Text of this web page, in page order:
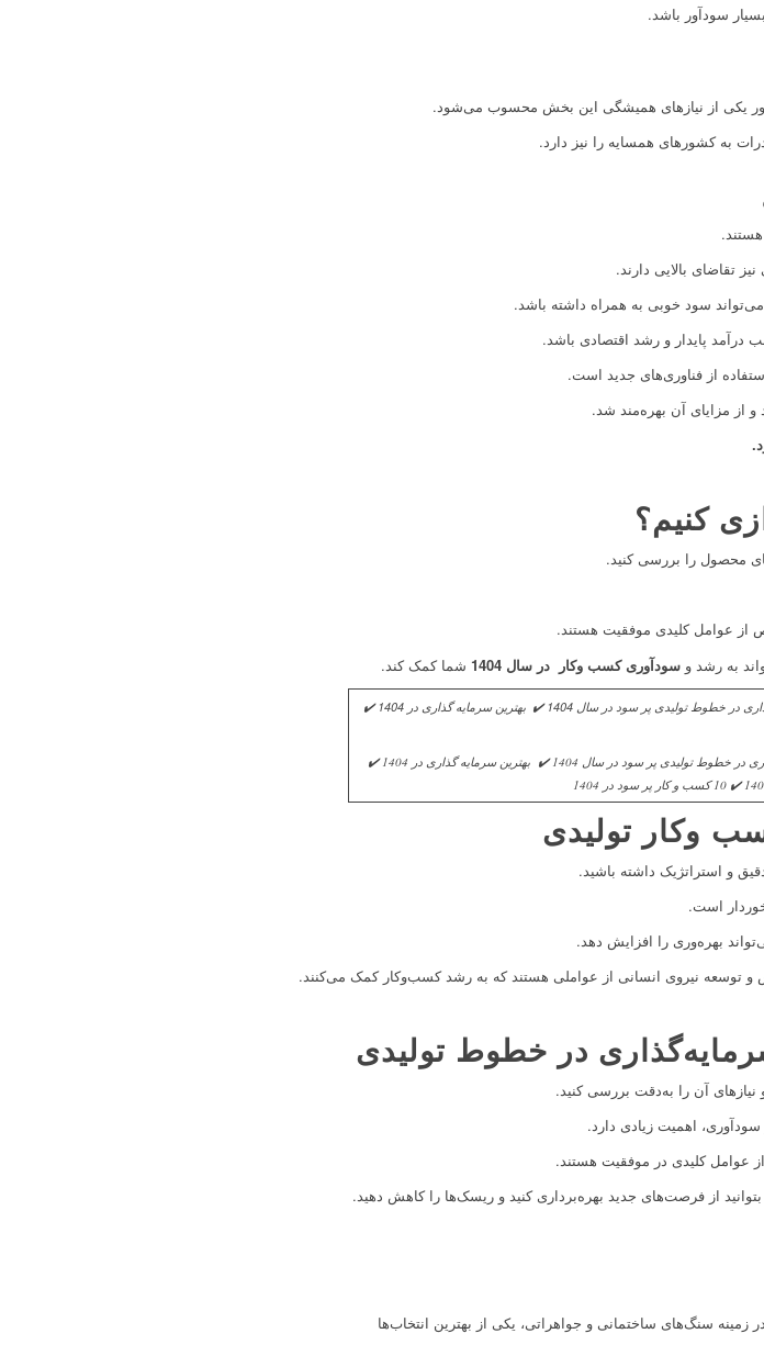
سودآور باشد.
یکی از نیازهای همیشگی این بخش محسوب می‌شود.
به کشورهای همسایه را نیز دارد.
تقاضای بالایی دارند.
سود خوبی به همراه داشته باشد.
پایدار و رشد اقتصادی باشد.
از فناوری‌های جدید است.
از مزایای آن بهره‌مند شد.
کنیم؟
محصول را بررسی کنید.
از عوامل کلیدی موفقیت هستند.
به رشد و سودآوری کسب ‌وکار در سال 1404 شما کمک کند.
۱۰ خط تولیدی پرسود برای سرمایه‌گذاری در سال ۱۴۰۴ ✔️ سرمایه گذاری در خطوط تولیدی پر سود در سال 1404 ✔️ بهترین سرمایه گذاری در 1404 ✔️
‌وکار تولیدی
و استراتژیک داشته باشید.
است.
بهره‌وری را افزایش دهد.
و توسعه نیروی انسانی از عواملی هستند که به رشد کسب‌وکار کمک می‌کنند.
در خطوط تولیدی
و نیازهای آن را به‌دقت بررسی کنید.
اهمیت زیادی دارد.
از عوامل کلیدی در موفقیت هستند.
از فرصت‌های جدید بهره‌برداری کنید و ریسک‌ها را کاهش دهید.
سنگ‌های ساختمانی و جواهراتی، یکی از بهترین انتخاب‌ها